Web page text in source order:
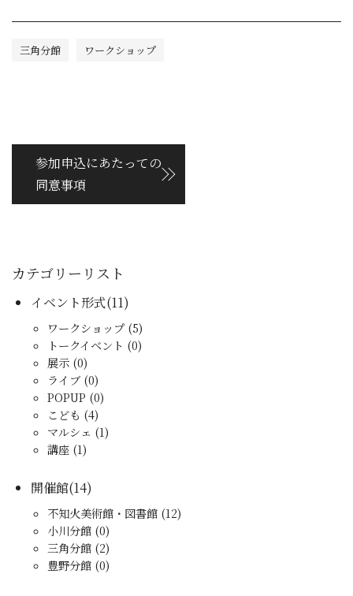
三角分館 ワークショップ
参加申込にあたっての
同意事項
カテゴリーリスト
イベント形式(11)
ワークショップ (5)
トークイベント (0)
展示 (0)
ライブ (0)
POPUP (0)
こども (4)
マルシェ (1)
講座 (1)
開催館(14)
不知火美術館・図書館 (12)
小川分館 (0)
三角分館 (2)
豊野分館 (0)